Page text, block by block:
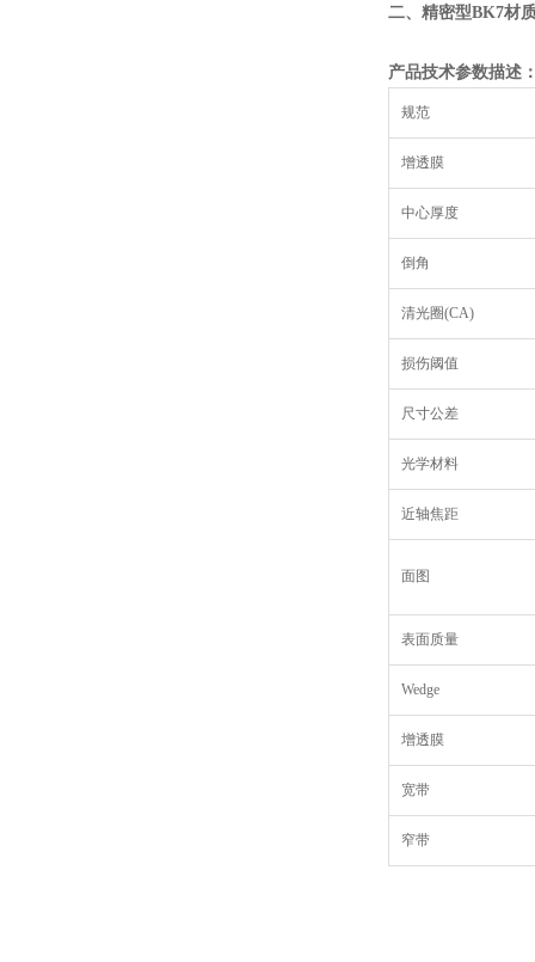
二、精密型BK7材
产品技术参数描述
规范
增透膜
中心厚度
倒角
清光圈(CA)
损伤阈值
尺寸公差
光学材料
近轴焦距
面图
表面质量
Wedge
增透膜
宽带
窄带